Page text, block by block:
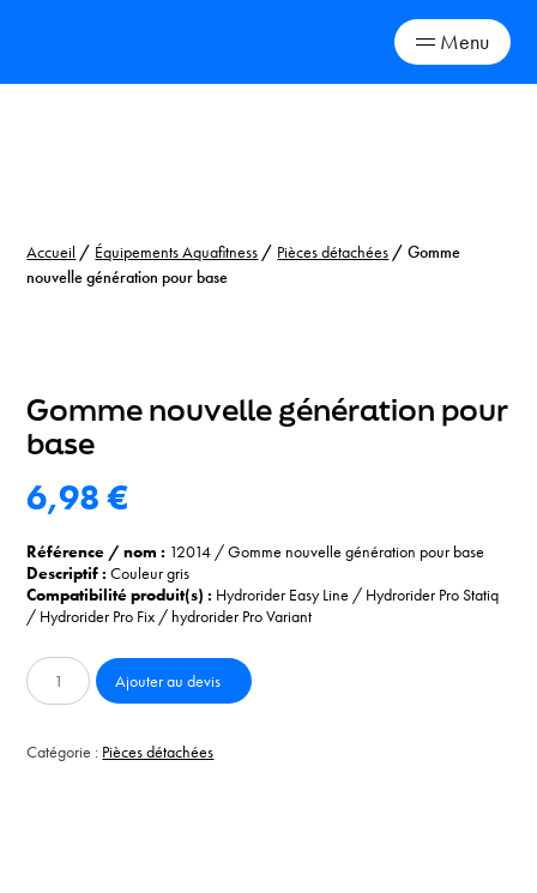
Menu
Accueil / Équipements Aquafitness / Pièces détachées / Gomme
nouvelle génération pour base
Gomme nouvelle génération pour
base
6,98€
Référence / nom : 12014 /Gomme nouvelle génération pour base
Descriptif : Couleur gris
Compatibilité produit(s) : Hydrorider Easy Line / Hydrorider Pro Statiq
/ Hydrorider Pro Fix / hydrorider Pro Variant
quantité
de
nouvelle
Ajouter au devis
Catégorie : Pièces détachées